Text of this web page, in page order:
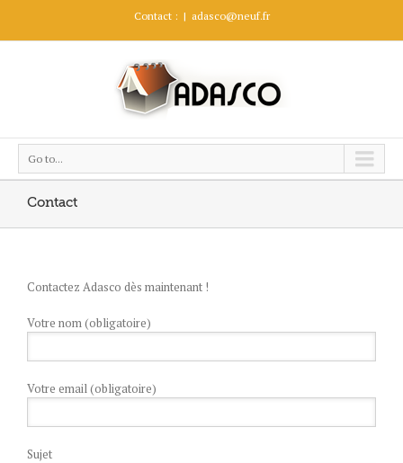
Contact : | adasco@neuf.fr
Go to...
Contact
Contactez Adasco dès maintenant !
Votre nom (obligatoire)
Votre email (obligatoire)
Sujet